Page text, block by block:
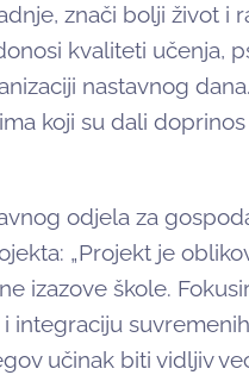
znači bolji život i
kvaliteti učenja,
nastavnog
koji su dali
odjela za
„Projekt je
izazove škole.
integraciju
učinak biti vidljiv